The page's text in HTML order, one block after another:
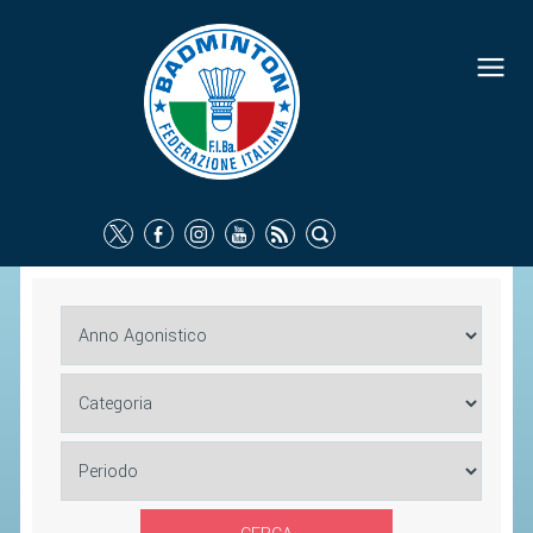
FEDERAZIONE
IDENTITÀ
COMMISSIONI FEDERALI
ORGANI TERRITORIALI
SOCIETÀ SPORTIVE
TUTELA DELLA SALUTE -
COMUNICAZIONE E MARKETING